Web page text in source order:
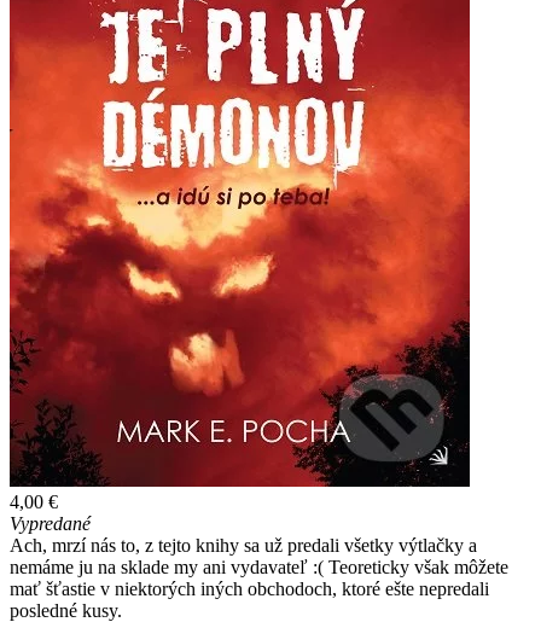
4,00 €
Vypredané
Ach, mrzí nás to, z tejto knihy sa už predali všetky výtlačky a
nemáme ju na sklade my ani vydavateľ :( Teoreticky však môžete
mať šťastie v niektorých iných obchodoch, ktoré ešte nepredali
posledné kusy.